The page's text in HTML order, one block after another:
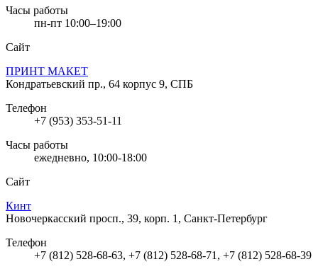
Часы работы
пн-пт 10:00–19:00
Сайт
ПРИНТ МАКЕТ
Кондратьевский пр., 64 корпус 9, СПБ
Телефон
+7 (953) 353-51-11
Часы работы
ежедневно, 10:00-18:00
Сайт
Кинт
Новочеркасский просп., 39, корп. 1, Санкт-Петербург
Телефон
+7 (812) 528-68-63, +7 (812) 528-68-71, +7 (812) 528-68-39